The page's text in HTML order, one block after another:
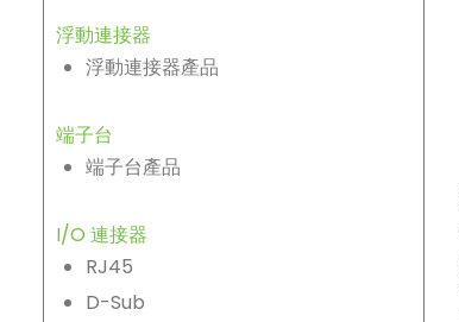
浮動連接器
浮動連接器產品
端子台
端子台產品
I/O 連接器
RJ45
D-Sub